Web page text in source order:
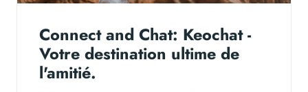
Connect and Chat: Keochat -
Votre destination ultime de
l'amitié.